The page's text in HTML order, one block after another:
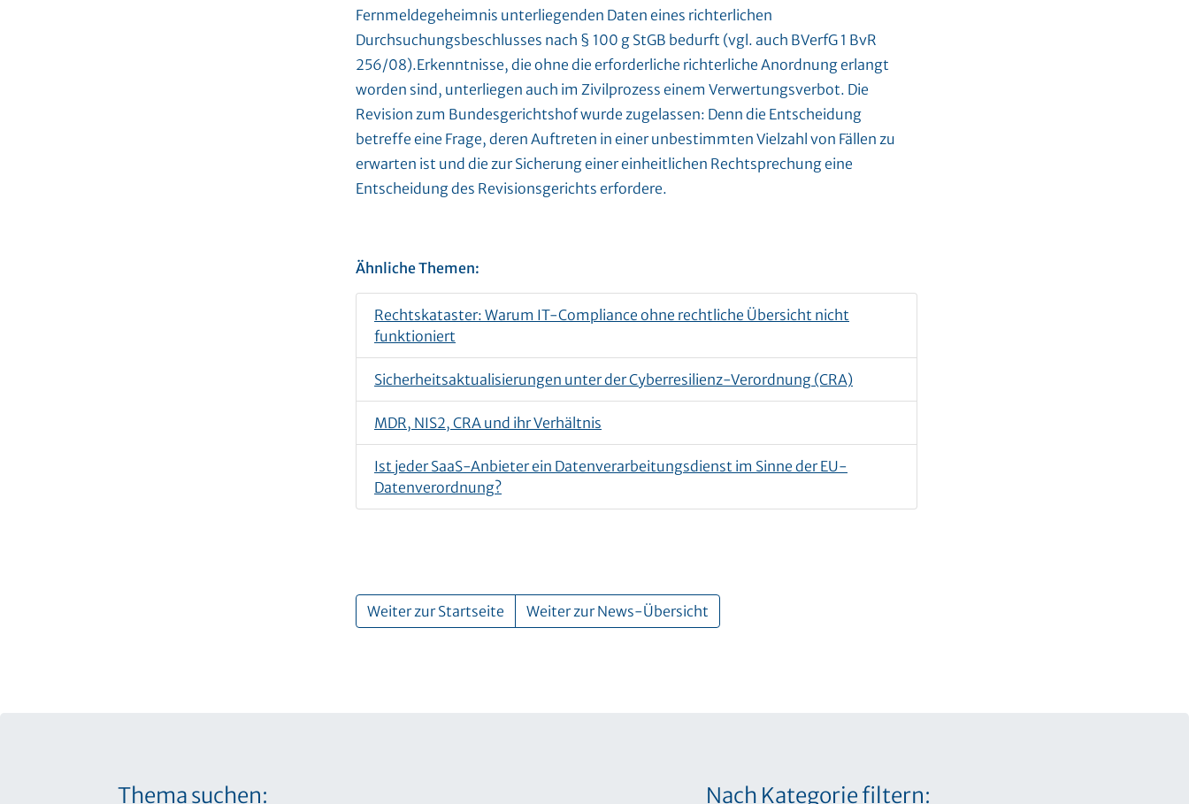
Fernmeldegeheimnis unterliegenden Daten eines richterlichen
Durchsuchungsbeschlusses nach § 100 g StGB bedurft (vgl. auch BVerfG 1 BvR
256/08).Erkenntnisse, die ohne die erforderliche richterliche Anordnung erlangt
worden sind, unterliegen auch im Zivilprozess einem Verwertungsverbot. Die
Revision zum Bundesgerichtshof wurde zugelassen: Denn die Entscheidung
betreffe eine Frage, deren Auftreten in einer unbestimmten Vielzahl von Fällen zu
erwarten ist und die zur Sicherung einer einheitlichen Rechtsprechung eine
Entscheidung des Revisionsgerichts erfordere.
Ähnliche Themen:
Rechtskataster: Warum IT-Compliance ohne rechtliche Übersicht nicht
funktioniert
Sicherheitsaktualisierungen unter der Cyberresilienz-Verordnung (CRA)
MDR, NIS2, CRA und ihr Verhältnis
Ist jeder SaaS-Anbieter ein Datenverarbeitungsdienst im Sinne der EU-
Datenverordnung?
Weiter zur Startseite Weiter zur News-Übersicht
Thema suchen: Nach Kategorie filtern: